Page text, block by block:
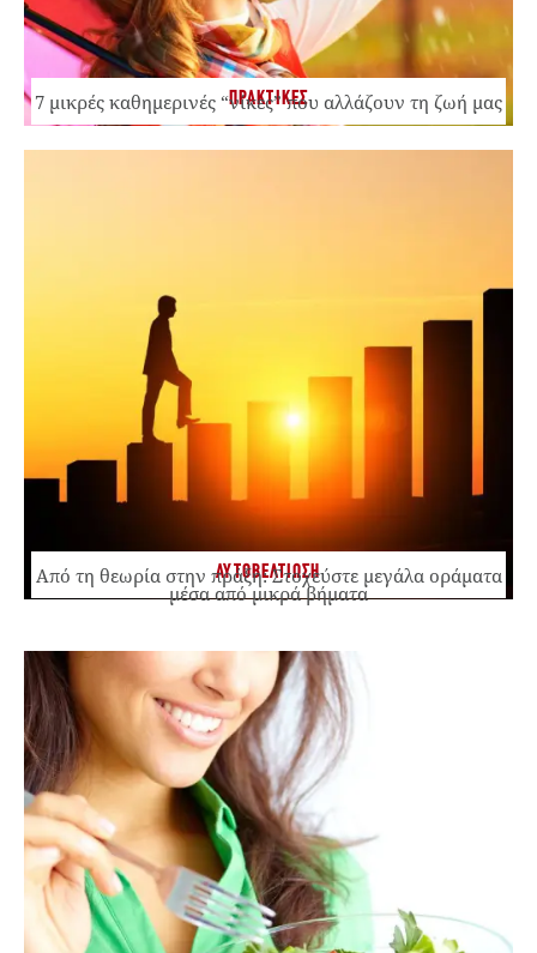
ΠΡΑΚΤΙΚΕΣ
7 μικρές καθημερινές “νίκες” που αλλάζουν τη ζωή μας
ΑΥΤΟΒΕΛΤΙΩΣΗ
Από τη θεωρία στην πράξη: Στοχεύστε μεγάλα οράματα
μέσα από μικρά βήματα